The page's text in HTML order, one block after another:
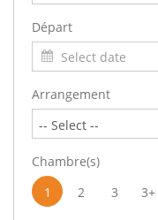
Départ
Arrangement
Chambre(s)
1
2 3 3+